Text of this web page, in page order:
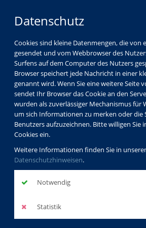
Datenschutz
Cookies sind kleine Datenmengen, die von
gesendet und vom Webbrowser des
Surfens auf dem Computer des Nutzers
Browser speichert jede Nachricht in einer
genannt wird. Wenn Sie eine weitere Seite
sendet Ihr Browser das Cookie an den
wurden als zuverlässiger Mechanismus für
um sich Informationen zu merken oder die
Benutzers aufzuzeichnen. Bitte willigen Sie
Cookies ein.
Weitere Informationen finden Sie in
Datenschutzhinweisen.
Notwendig
Statistik